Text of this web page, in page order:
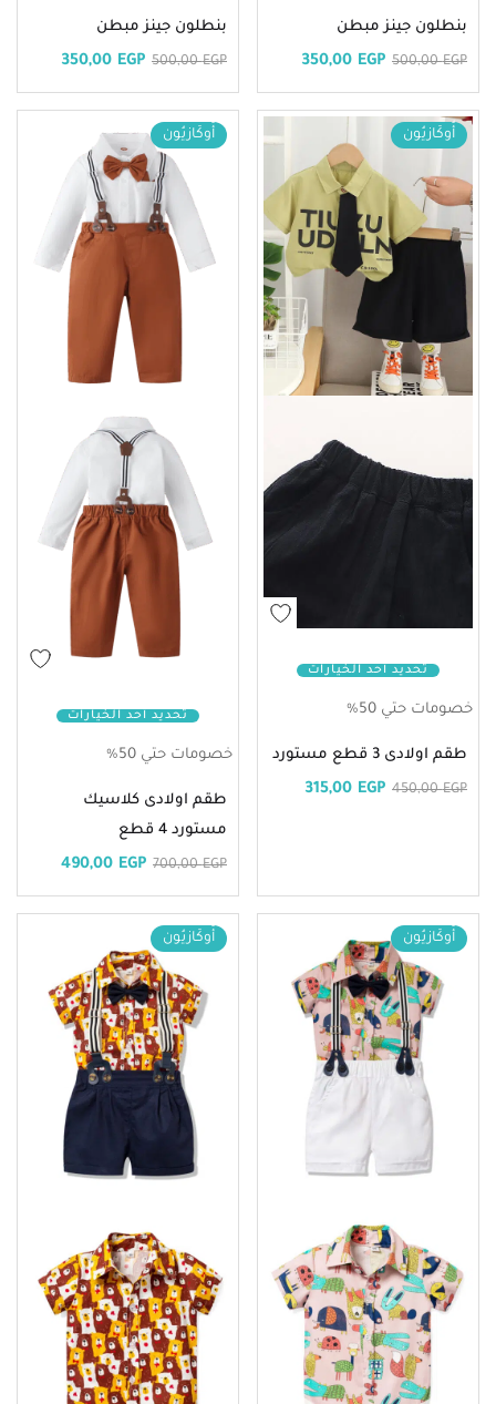
بنطلون جينز مبطن
500,00EGP
350,00 EGP
بنطلون جينز مبطن
500,00EGP
350,00 EGP
تحديد أحد الخيارات
أُوكَازيُون
خصومات حتي 50%
طقم اولادى 3 قطع مستورد
450,00EGP
315,00 EGP
تحديد أحد الخيارات
أُوكَازيُون
خصومات حتي 50%
طقم اولادى كلاسيك
مستورد 4 قطع
700,00EGP
490,00 EGP
أُوكَازيُون أُوكَازيُون